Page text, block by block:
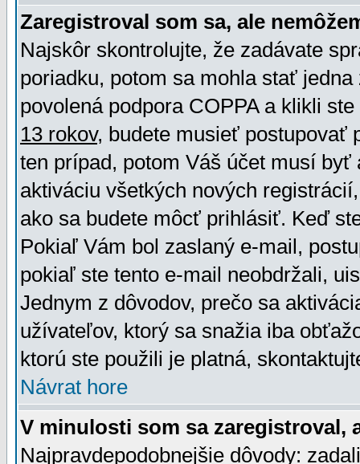
Zaregistroval som sa, ale
Najskôr skontrolujte, že zadávate
poriadku, potom sa mohla stať
povolená podpora COPPA a klikli
13 rokov, budete musieť postupovať
ten prípad, potom Váš účet musí
aktiváciu všetkých nových
ako sa budete môcť prihlásiť. Keď
Pokiaľ Vám bol zaslaný e-mail,
pokiaľ ste tento e-mail neobdržali,
Jednym z dôvodov, prečo sa
užívateľov, ktorý sa snažia iba
ktorú ste použili je platná,
Návrat hore
V minulosti som sa zaregistroval,
Najpravdepodobnejšie dôvody: